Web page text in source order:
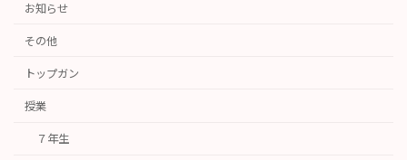
お知らせ
その他
トップガン
授業
７年生